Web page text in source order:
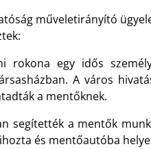
műveletirányító
egy idős
A város
a mentőknek.
segítették a mentők
és mentőautóba